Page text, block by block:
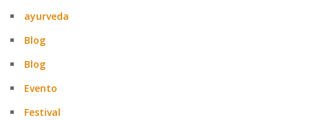
ayurveda
Blog
Blog
Evento
Festival